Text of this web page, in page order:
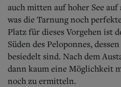
auch mitten auf hoher See
was die Tarnung noch
Platz für dieses Vorgehen ist
Süden des Peloponnes,
besiedelt sind. Nach dem
dann kaum eine Möglichkeit
noch zu ermitteln.